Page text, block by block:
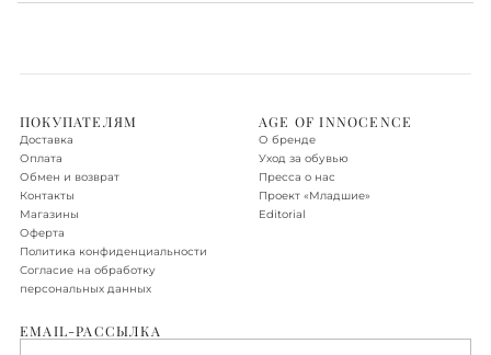
Доставка по Новой Москве, Санкт-Петербургу, Московской
области, Ленинградской области
Доставка осуществляется в течение 2-3 рабочих дней. Стоимость
доставки – 590 руб.
Подробнее об условиях доставки
ПОКУПАТЕЛЯМ
Доставка
Оплата
Обмен и возврат
Контакты
Магазины
Оферта
Политика конфиденциальности
Согласие на обработку
персональных данных
AGE OF INNOCENCE
О бренде
Уход за обувью
Пресса о нас
Проект «‎Младшие»
Editorial
EMAIL-РАССЫЛКА